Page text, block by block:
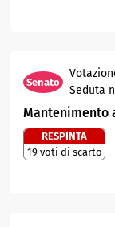
Senato
Seduta
Mantenimento
RESPINTA
19 voti di scarto